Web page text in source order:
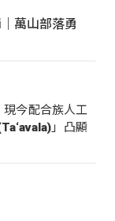
萬山部落勇
今配合族人工
」凸顯